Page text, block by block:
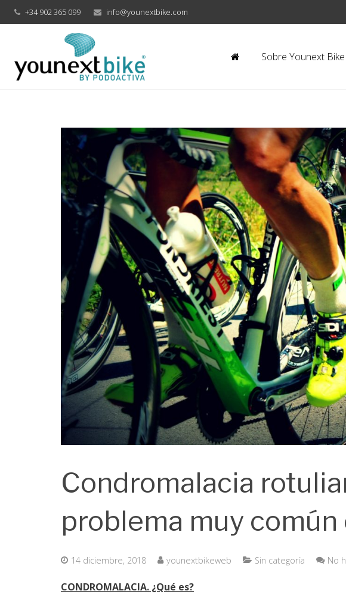
+34 902 365 099 info@younextbike.com
Sobre Younext Bike
Condromalacia
problema muy
14 diciembre, 2018 younextbikeweb Sin categoría No
CONDROMALACIA. ¿Qué es?